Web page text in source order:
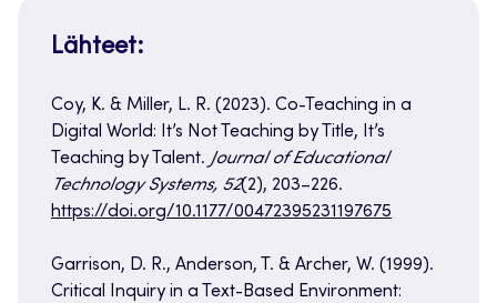
Lähteet:
​Coy, K. & Miller, L. R. (2023). Co-Teaching in a
Digital World: It’s Not Teaching by Title, It’s
Teaching by Talent. Journal of Educational
Technology Systems, 52(2), 203–226.
https://doi.org/10.1177/00472395231197675
​Garrison, D. R., Anderson, T. & Archer, W. (1999).
Critical Inquiry in a Text-Based Environment: